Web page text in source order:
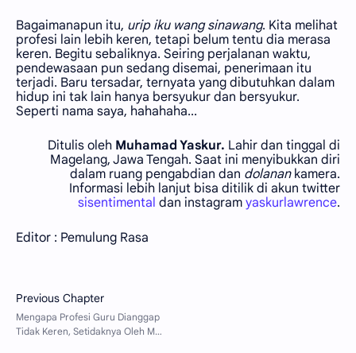
Bagaimanapun itu, urip iku wang sinawang. Kita melihat
profesi lain lebih keren, tetapi belum tentu dia merasa
keren. Begitu sebaliknya. Seiring perjalanan waktu,
pendewasaan pun sedang disemai, penerimaan itu
terjadi. Baru tersadar, ternyata yang dibutuhkan dalam
hidup ini tak lain hanya bersyukur dan bersyukur.
Seperti nama saya, hahahaha...
Ditulis oleh Muhamad Yaskur. Lahir dan tinggal di
Magelang, Jawa Tengah. Saat ini menyibukkan diri
dalam ruang pengabdian dan dolanankamera.
Informasi lebih lanjut bisa ditilik di akun twitter
sisentimental dan instagram yaskurlawrence.
Editor : Pemulung Rasa